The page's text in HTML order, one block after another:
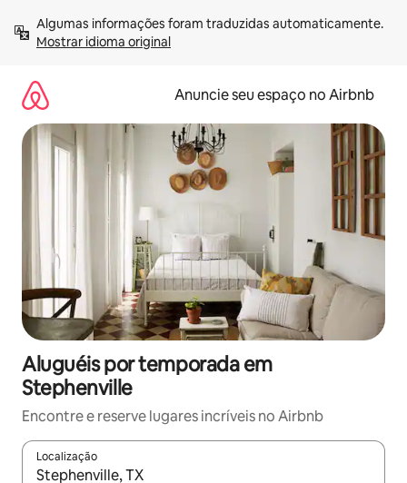
para
Mostrar idioma original
Anuncie seu espaço no Airbnb
Aluguéis por temporada em
Stephenville
Encontre e reserve lugares incríveis no Airbnb
Localização
Quando os resultados estiverem disponíveis, explore-os